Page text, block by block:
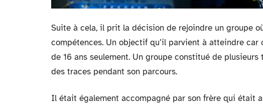
Suite à cela, il prit la décision de rejoindre un groupe
compétences. Un objectif qu’il parvient à atteindre car
de 16 ans seulement. Un groupe constitué de
des traces pendant son parcours.
Il était également accompagné par son frère qui était